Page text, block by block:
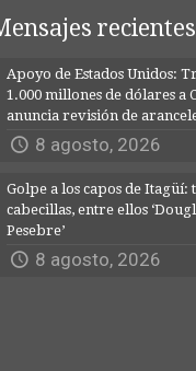
recientes
Apoyo de Estados Unidos:
1.000 millones de dólares a
anuncia revisión de
8 agosto, 2026
Golpe a los capos de Itagüí:
cabecillas, entre ellos
Pesebre’
8 agosto, 2026